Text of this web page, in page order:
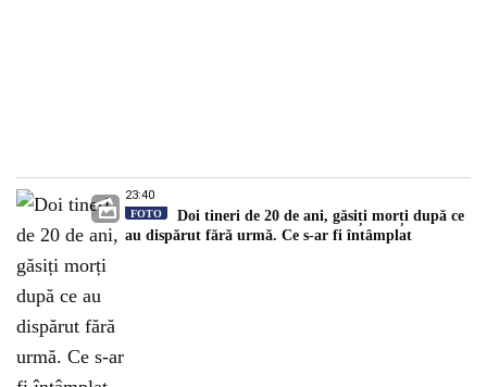
23:40
FOTO
Doi tineri de 20 de ani, găsiți morți după ce
au dispărut fără urmă. Ce s-ar fi întâmplat